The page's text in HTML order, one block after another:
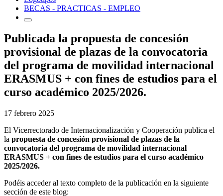
BECAS - PRACTICAS - EMPLEO
Publicada la propuesta de concesión
provisional de plazas de la convocatoria
del programa de movilidad internacional
ERASMUS + con fines de estudios para el
curso académico 2025/2026.
17 febrero 2025
El Vicerrectorado de Internacionalización y Cooperación publica el
la propuesta de concesión provisional de plazas de la
convocatoria del programa de movilidad internacional
ERASMUS + con fines de estudios para el curso académico
2025/2026.
Podéis acceder al texto completo de la publicación en la siguiente
sección de este blog: